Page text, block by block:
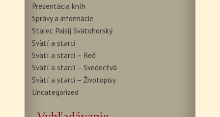
Prezentácia kníh
Správy a informácie
Starec Paisij Svätohorský
Svätí a starci
Svätí a starci – Reči
Svätí a starci – Svedectvá
Svätí a starci – Životopisy
Uncategorized